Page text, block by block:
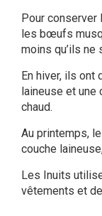
Pour
les bœufs
moins qu’ils
En hiver, ils ont
laineuse et une
chaud.
Au printemps,
couche
Les Inuits
vêtements et